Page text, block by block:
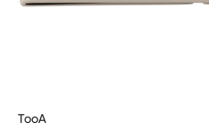
TooA